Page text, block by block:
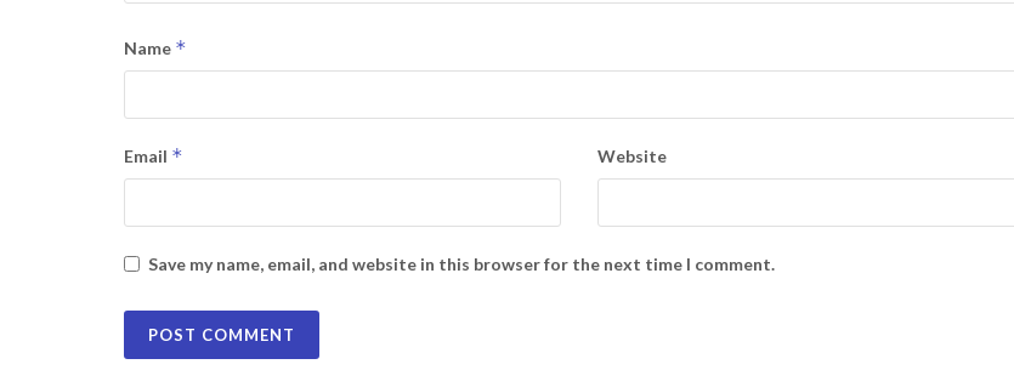
Name *
Email * Website
Save my name, email, and website in this browser for the next time I comment.